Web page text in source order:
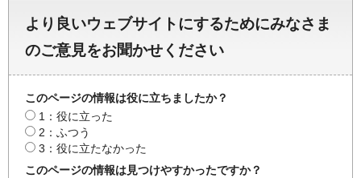
より良いウェブサイトにするためにみなさま
のご意見をお聞かせください
このページの情報は役に立ちましたか？
1：役に立った
2：ふつう
3：役に立たなかった
このページの情報は見つけやすかったですか？